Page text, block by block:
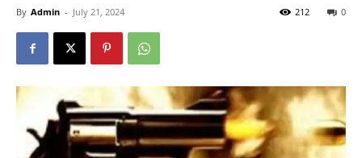
By Admin - July 21, 2024 0
212